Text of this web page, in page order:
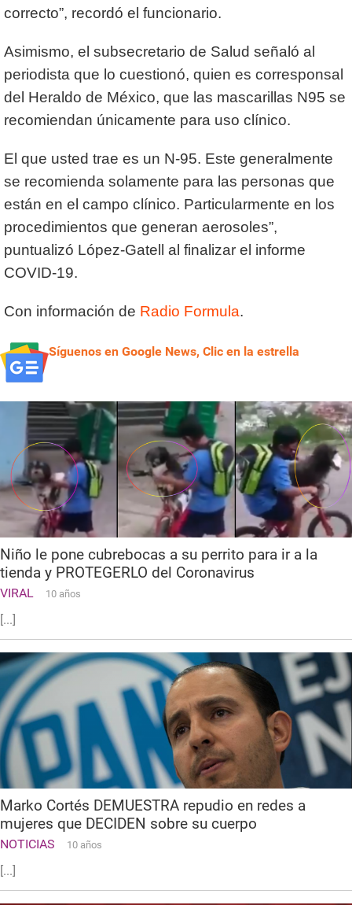
correcto”, recordó el funcionario.
Asimismo, el subsecretario de Salud señaló al
periodista que lo cuestionó, quien es corresponsal
del Heraldo de México, que las mascarillas N95 se
recomiendan únicamente para uso clínico.
El que usted trae es un N-95. Este generalmente
se recomienda solamente para las personas que
están en el campo clínico. Particularmente en los
procedimientos que generan aerosoles”,
puntualizó López-Gatell al finalizar el informe
COVID-19.
Con información de Radio Formula.
Síguenos en Google News, Clic en la estrella
Niño le pone cubrebocas a su perrito para ir a la
tienda y PROTEGERLO del Coronavirus
VIRAL 10 años
[...]
Marko Cortés DEMUESTRA repudio en redes a
mujeres que DECIDEN sobre su cuerpo
NOTICIAS 10 años
[...]